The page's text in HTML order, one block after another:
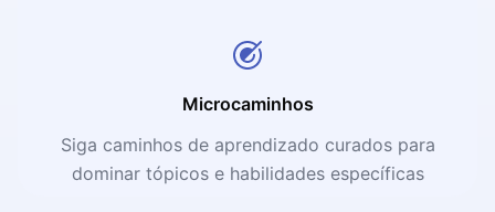
Microcaminhos
Siga caminhos de aprendizado curados para
dominar tópicos e habilidades específicas